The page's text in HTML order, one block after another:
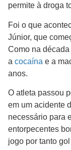
permite à droga
Foi o que
Júnior, que
Como na
a cocaína e a
anos.
O atleta passou
em um acidente
necessário para
entorpecentes
jogo por tanto